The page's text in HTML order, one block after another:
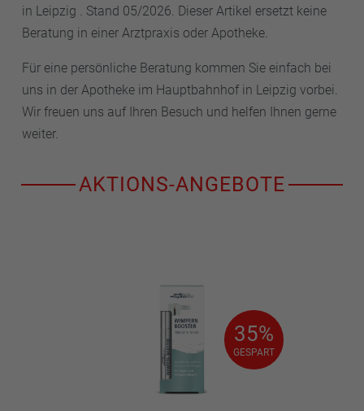
in Leipzig . Stand 05/2026. Dieser Artikel ersetzt keine
Beratung in einer Arztpraxis oder Apotheke.
Für eine persönliche Beratung kommen Sie einfach bei
uns in der Apotheke im Hauptbahnhof in Leipzig vorbei.
Wir freuen uns auf Ihren Besuch und helfen Ihnen gerne
weiter.
AKTIONS-ANGEBOTE
35%
GESPART
35%
GESPART